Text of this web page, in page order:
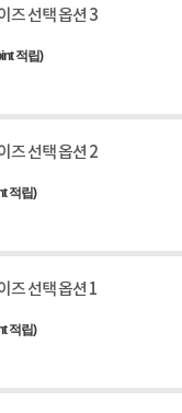
즈 선택 옵션 3
적립)
즈 선택 옵션 2
적립)
즈 선택 옵션 1
적립)